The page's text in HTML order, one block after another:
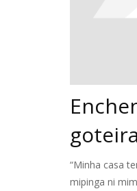
“Minha casa
mipinga ni